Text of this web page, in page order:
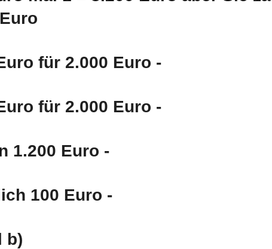
für 2.000 Euro -
für 2.000 Euro -
1.200 Euro -
100 Euro -
b)